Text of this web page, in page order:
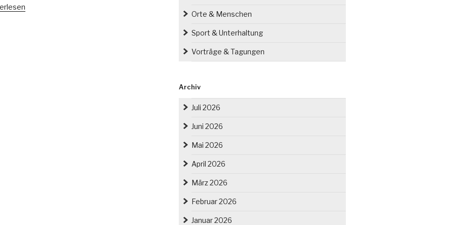
Orte & Menschen
Sport & Unterhaltung
Vorträge & Tagungen
Archiv
Juli 2026
Juni 2026
Mai 2026
April 2026
März 2026
Februar 2026
Januar 2026